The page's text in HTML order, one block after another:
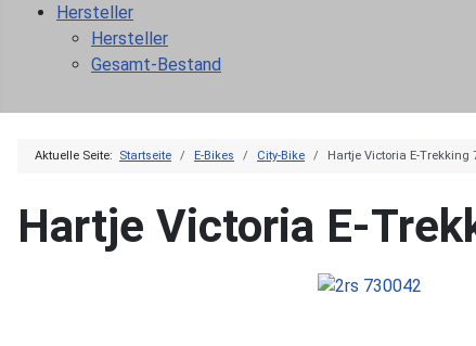
Hersteller
Hersteller
Gesamt-Bestand
Aktuelle Seite: Startseite E-Bikes City-Bike Hartje Victoria E-Trekking
Hartje Victoria E-